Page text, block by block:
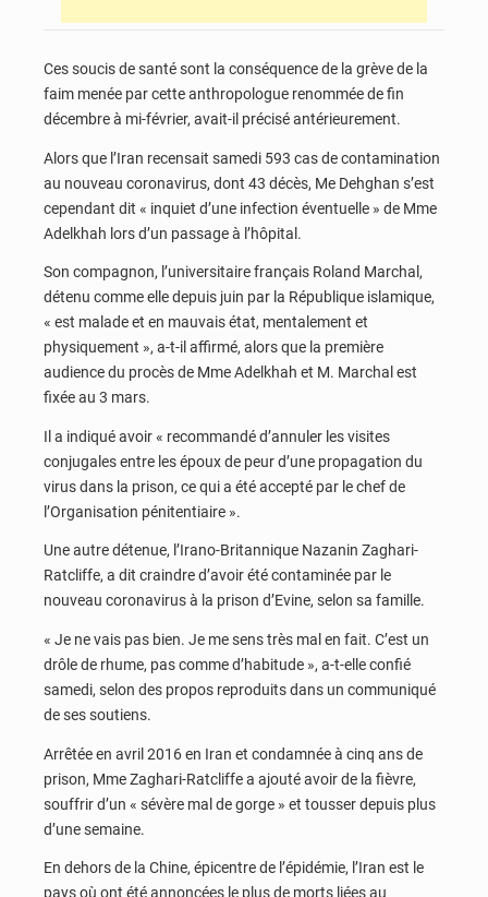
Ces soucis de santé sont la conséquence de la grève de la
faim menée par cette anthropologue renommée de fin
décembre à mi-février, avait-il précisé antérieurement.
Alors que l’Iran recensait samedi 593 cas de contamination
au nouveau coronavirus, dont 43 décès, Me Dehghan s’est
cependant dit « inquiet d’une infection éventuelle » de Mme
Adelkhah lors d’un passage à l’hôpital.
Son compagnon, l’universitaire français Roland Marchal,
détenu comme elle depuis juin par la République islamique,
« est malade et en mauvais état, mentalement et
physiquement », a-t-il affirmé, alors que la première
audience du procès de Mme Adelkhah et M. Marchal est
fixée au 3 mars.
Il a indiqué avoir « recommandé d’annuler les visites
conjugales entre les époux de peur d’une propagation du
virus dans la prison, ce qui a été accepté par le chef de
l’Organisation pénitentiaire ».
Une autre détenue, l’Irano-Britannique Nazanin Zaghari-
Ratcliffe, a dit craindre d’avoir été contaminée par le
nouveau coronavirus à la prison d’Evine, selon sa famille.
« Je ne vais pas bien. Je me sens très mal en fait. C’est un
drôle de rhume, pas comme d’habitude », a-t-elle confié
samedi, selon des propos reproduits dans un communiqué
de ses soutiens.
Arrêtée en avril 2016 en Iran et condamnée à cinq ans de
prison, Mme Zaghari-Ratcliffe a ajouté avoir de la fièvre,
souffrir d’un « sévère mal de gorge » et tousser depuis plus
d’une semaine.
En dehors de la Chine, épicentre de l’épidémie, l’Iran est le
pays où ont été annoncées le plus de morts liées au